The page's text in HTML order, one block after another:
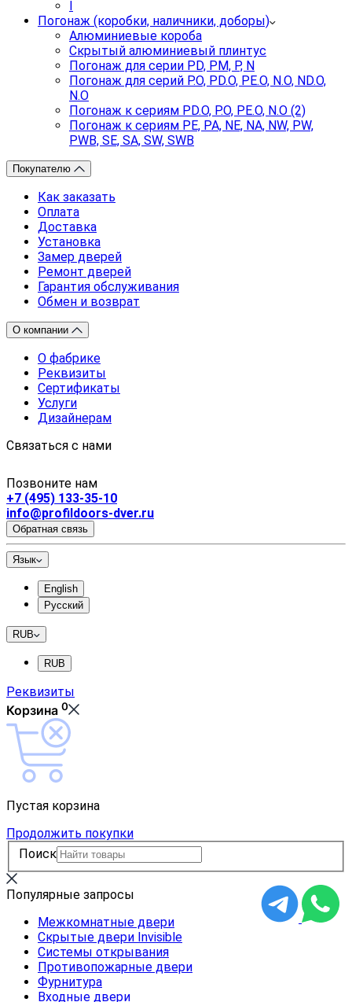
Погонаж (коробки, наличники, доборы)
Алюминиевые короба
Скрытый алюминиевый плинтус
Погонаж для серии PD, PM, P, N
Погонаж для серий P.O, PD.O, PE.O, N.O, ND.O,
N.O
Погонаж к сериям PD.O, P.O, PE.O, N.O (2)
Погонаж к сериям PE, PA, NE, NA, NW, PW,
PWB, SE, SA, SW, SWB
Покупателю
Как заказать
Оплата
Доставка
Установка
Замер дверей
Ремонт дверей
Гарантия обслуживания
Обмен и возврат
О компании
О фабрике
Реквизиты
Сертификаты
Услуги
Дизайнерам
Связаться с нами
Позвоните нам
+7 (495) 133-35-10
info@profildoors-dver.ru
Обратная связь
Язык
English
Русский
RUB
RUB
Реквизиты
Корзина 0
Пустая корзина
Продолжить покупки
Поиск
Популярные запросы
Межкомнатные двери
Скрытые двери Invisible
Системы открывания
Противопожарные двери
Фурнитура
Входные двери